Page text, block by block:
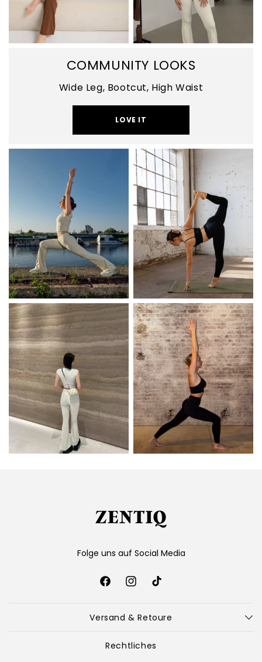
COMMUNITY LOOKS
Wide Leg, Bootcut, High Waist
LOVE IT
Folge uns auf Social Media
FacebookInstagram
TikTok
Versand & Retoure
Rechtliches